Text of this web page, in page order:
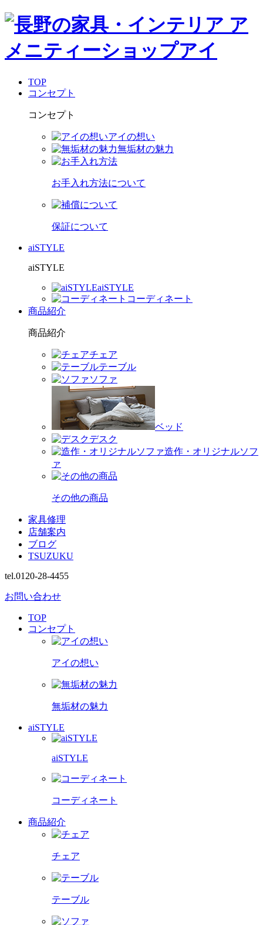
TOP
コンセプト
コンセプト
アイの想い
無垢材の魅力
お手入れ方法について
保証について
aiSTYLE
aiSTYLE
aiSTYLE
コーディネート
商品紹介
商品紹介
チェア
テーブル
ソファ
ベッド
デスク
造作・オリジナルソフ
ァ
その他の商品
家具修理
店舗案内
ブログ
TSUZUKU
tel.0120-28-4455
お問い合わせ
TOP
コンセプト
アイの想い
無垢材の魅力
aiSTYLE
aiSTYLE
コーディネート
商品紹介
チェア
テーブル